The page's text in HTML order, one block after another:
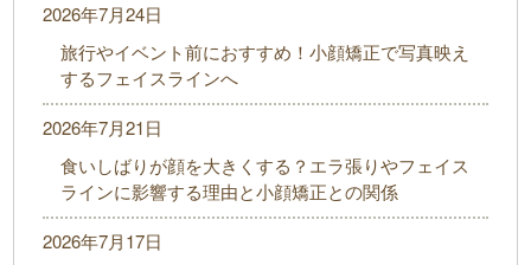
旅行やイベント前におすすめ！小顔矯正で写真映え
するフェイスラインへ
2026年7月24日
食いしばりが顔を大きくする？エラ張りやフェイス
ラインに影響する理由と小顔矯正との関係
2026年7月21日
2026年7月17日